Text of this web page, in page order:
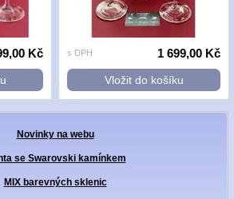
Novinky na webu
se Swarovski kamínkem
MIX barevných sklenic
Kč s DPH 1 699,00 Kč
Vložit do košíku